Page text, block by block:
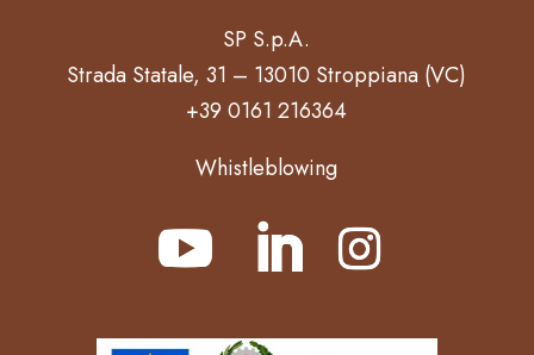
SP S.p.A.
Strada Statale, 31 – 13010 Stroppiana (VC)
+39 0161 216364
Whistleblowing